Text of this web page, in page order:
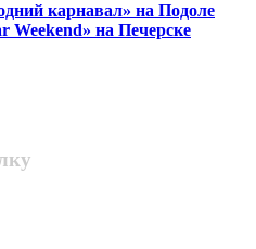
карнавал» на Подоле
Weekend» на Печерске